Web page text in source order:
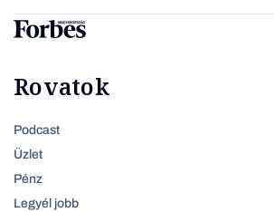
Rovatok
Podcast
Üzlet
Pénz
Legyél jobb